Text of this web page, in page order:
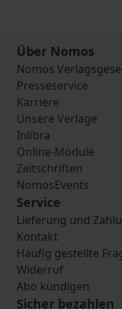
Über Nomos
Nomos
Presseservice
Karriere
Unsere Verlage
Inlibra
Online-Module
Zeitschriften
NomosEvents
Service
Lieferung und
Kontakt
Häufig gestellte
Widerruf
Abo kündigen
Sicher bezahlen